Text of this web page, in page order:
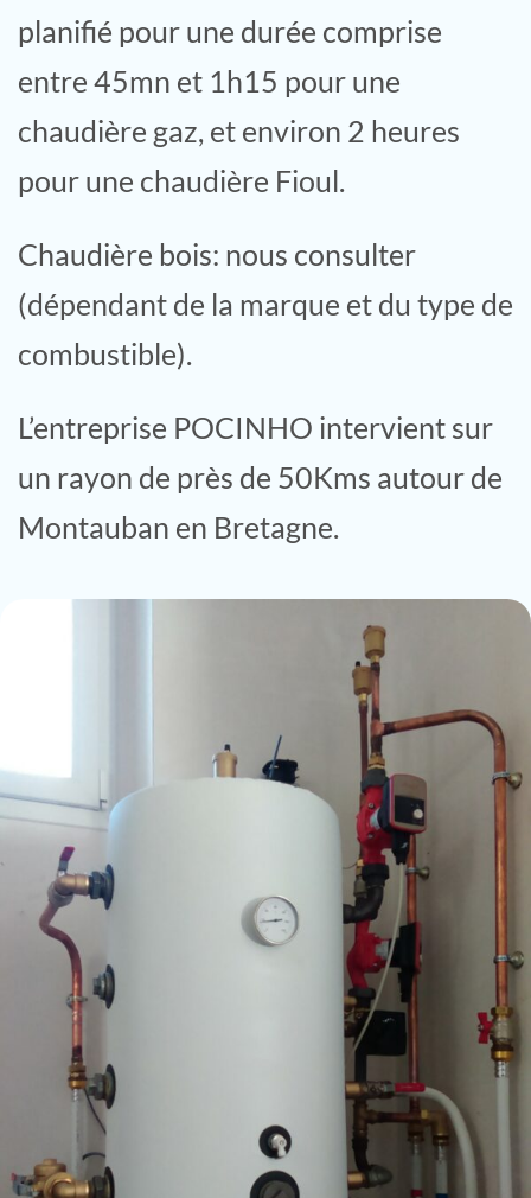
planifié pour une durée comprise
entre 45mn et 1h15 pour une
chaudière gaz, et environ 2 heures
pour une chaudière Fioul.
Chaudière bois: nous consulter
(dépendant de la marque et du type de
combustible).
L’entreprise POCINHO intervient sur
un rayon de près de 50Kms autour de
Montauban en Bretagne.